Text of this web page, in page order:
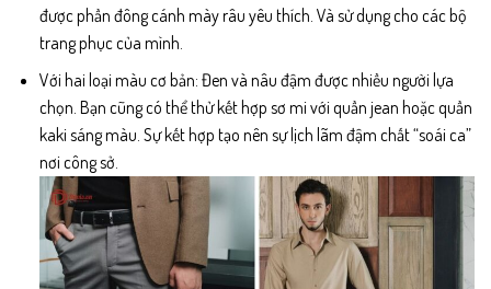
được phần đông cánh mày râu yêu thích. Và sử dụng cho các bộ
trang phục của mình.
Với hai loại màu cơ bản: Đen và nâu đậm được nhiều người lựa
chọn. Bạn cũng có thể thử kết hợp sơ mi với quần jean hoặc quần
kaki sáng màu. Sự kết hợp tạo nên sự lịch lãm đậm chất “soái ca”
nơi công sở.